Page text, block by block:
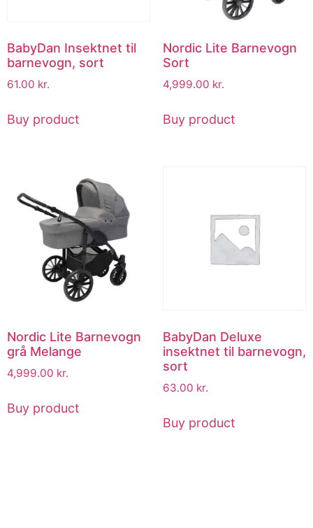
BabyDan Insektnet til
barnevogn, sort
61.00 kr.
Buy product
Nordic Lite Barnevogn
Sort
4,999.00 kr.
Buy product
Nordic Lite Barnevogn
grå Melange
4,999.00 kr.
Buy product
BabyDan Deluxe
insektnet til barnevogn,
sort
63.00 kr.
Buy product